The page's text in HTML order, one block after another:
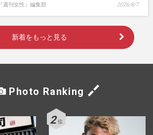
『週刊女性』編集部 2026/8/7
新着をもっと見る
Photo Ranking